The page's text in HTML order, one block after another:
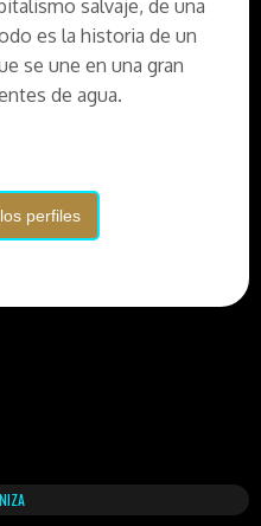
salvaje, de una
es la historia de un
se une en una gran
de agua.